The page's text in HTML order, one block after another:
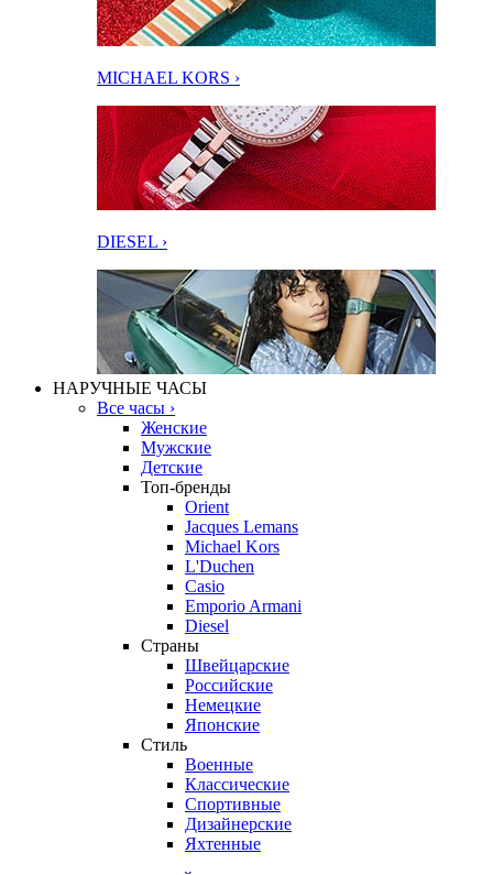
MICHAEL KORS ›
DIESEL ›
НАРУЧНЫЕ ЧАСЫ
Все часы ›
Женские
Мужские
Детские
Топ-бренды
Orient
Jacques Lemans
Michael Kors
L'Duchen
Casio
Emporio Armani
Diesel
Страны
Швейцарские
Российские
Немецкие
Японские
Стиль
Военные
Классические
Спортивные
Дизайнерские
Яхтенные